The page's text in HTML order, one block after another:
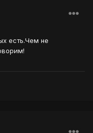
есть.Чем не